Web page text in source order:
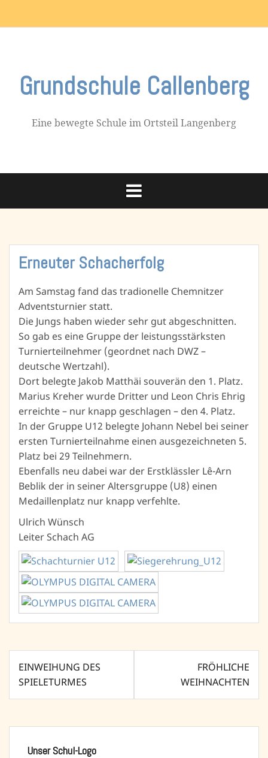
Grundschule Callenberg
Eine bewegte Schule im Ortsteil Langenberg
Erneuter Schacherfolg
Am Samstag fand das tradionelle Chemnitzer
Adventsturnier statt.
Die Jungs haben wieder sehr gut abgeschnitten.
So gab es eine Gruppe der leistungsstärksten
Turnierteilnehmer (geordnet nach DWZ –
deutsche Wertzahl).
Dort belegte Jakob Matthäi souverän den 1. Platz.
Marius Kreher wurde Dritter und Leon Chris Ehrig
erreichte – nur knapp geschlagen – den 4. Platz.
In der Gruppe U12 belegte Johann Nebel bei seiner
ersten Turnierteilnahme einen ausgezeichneten 5.
Platz bei 29 Teilnehmern.
Ebenfalls neu dabei war der Erstklässler Lê-Arn
Beblik der in seiner Altersgruppe (U8) einen
Medaillenplatz nur knapp verfehlte.
Ulrich Wünsch
Leiter Schach AG
Beitragsnavigation
EINWEIHUNG DES
SPIELETURMES
FRÖHLICHE
WEIHNACHTEN
Unser Schul-Logo